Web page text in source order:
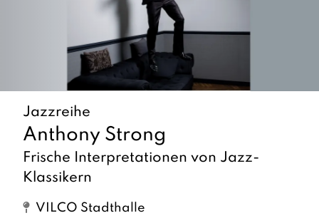
Jazzreihe
Anthony Strong
Frische Interpretationen von Jazz-
Klassikern
VILCO Stadthalle